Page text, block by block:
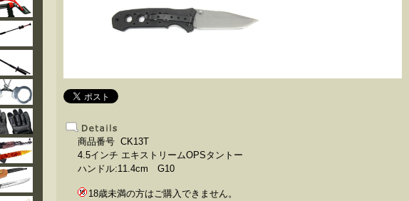
商品番号 CK13T
4.5インチ エキストリームOPSタントー
ハンドル:11.4cm G10
18歳未満の方はご購入できません。